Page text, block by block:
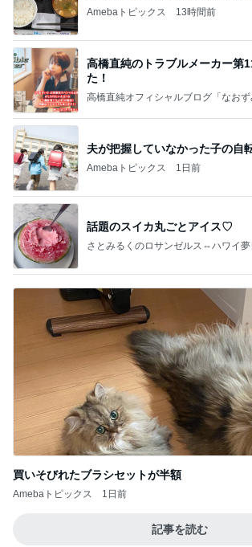
Amebaトピックス 13時間前
高橋直純のトラブルメーカー第
た！
高橋直純オフィシャルブログ「なおず
夫が把握していなかった子の自
Amebaトピックス 1日前
話題のスイカ丸ごとアイス♡
さとみるくのロサンゼルス⇔ハワイ夢
買いそびれたブラシセットが半額
Amebaトピックス 1日前
記事を読む